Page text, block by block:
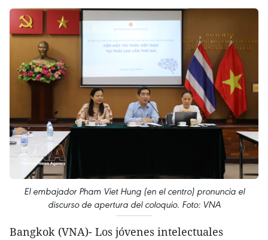
El embajador Pham Viet Hung (en el centro) pronuncia el
discurso de apertura del coloquio. Foto: VNA
Bangkok (VNA)- Los jóvenes intelectuales